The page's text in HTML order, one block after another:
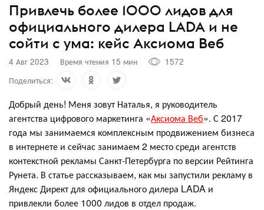
Привлечь более 1000 лидов для
официального дилера LADA и не
сойти с ума: кейс Аксиома Веб
4 Авг 2023 Время чтения 15 мин
1572
Поделиться:
Добрый день! Меня зовут Наталья, я руководитель
агентства цифрового маркетинга «Аксиома Веб». С 2017
года мы занимаемся комплексным продвижением бизнеса
в интернете и сейчас занимаем 2 место среди агентств
контекстной рекламы Санкт-Петербурга по версии Рейтинга
Рунета. В статье рассказываем, как мы запустили рекламу в
Яндекс Директ для официального дилера LADA и
привлекли более 1000 лидов в отдел продаж.